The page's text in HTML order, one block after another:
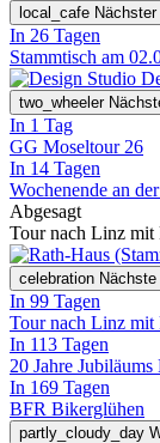
local_cafe
In 26 Tagen
Stammtisch am
two_wheeler
In 1 Tag
GG Moseltour 26
In 14 Tagen
Wochenende an
Abgesagt
Tour nach Linz mit
celebration
In 99 Tagen
Tour nach Linz mit
In 113 Tagen
20 Jahre
In 169 Tagen
BFR Bikerglühen
partly_cloudy_day